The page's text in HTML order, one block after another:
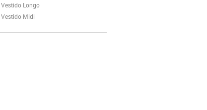
Vestido Longo
Vestido Midi